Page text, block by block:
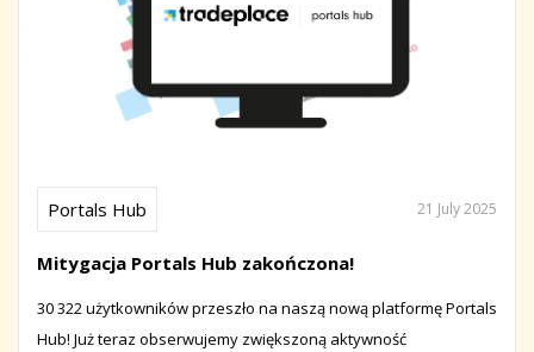
Portals Hub 21 July 2025
Mitygacja Portals Hub zakończona!
30 322 użytkowników przeszło na naszą nową platformę Portals
Hub! Już teraz obserwujemy zwiększoną aktywność